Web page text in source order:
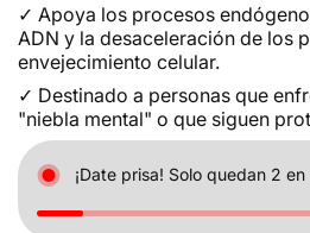
✓ Apoya los procesos
ADN y la desaceleración de los
envejecimiento celular.
✓ Destinado a personas que
"niebla mental" o que siguen
¡Date prisa! Solo quedan 2